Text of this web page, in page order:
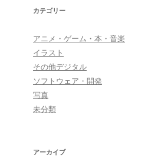
カテゴリー
アニメ・ゲーム・本・音楽
イラスト
その他デジタル
ソフトウェア・開発
写真
未分類
アーカイブ